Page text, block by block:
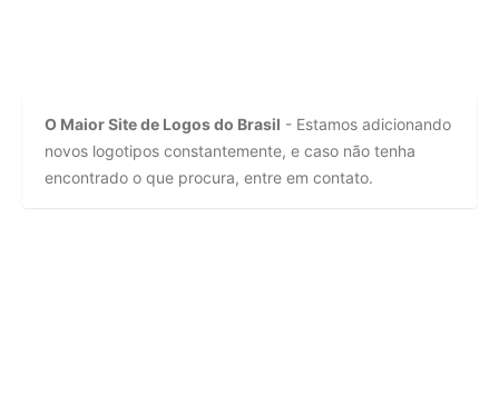
O Maior Site de Logos do Brasil - Estamos adicionando
novos logotipos constantemente, e caso não tenha
encontrado o que procura, entre em contato.